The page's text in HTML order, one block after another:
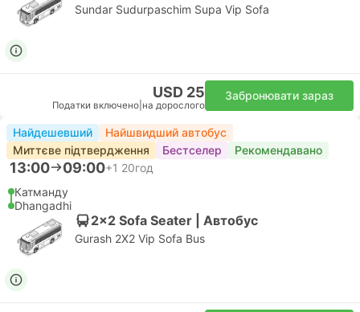
Sundar Sudurpaschim Supa Vip Sofa
USD 25
Податки включено на дорослого
Забронювати зараз
Найдешевший
Найшвидший автобус
Миттєве підтвердження
Бестселер Рекомендавано
13:00 09:00+1 20год
Катманду
Dhangadhi
2x2 Sofa Seater | Автобус
Gurash 2X2 Vip Sofa Bus